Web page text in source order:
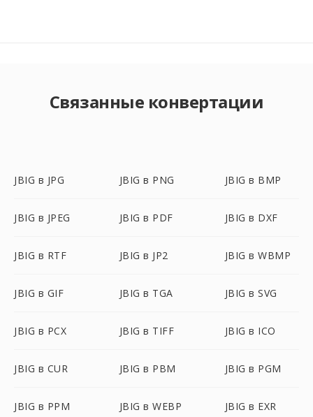
Связанные конвертации
JBIG в JPG JBIG в PNG JBIG в BMP
JBIG в JPEG JBIG в PDF JBIG в DXF
JBIG в RTF JBIG в JP2 JBIG в WBMP
JBIG в GIF JBIG в TGA JBIG в SVG
JBIG в PCX JBIG в TIFF JBIG в ICO
JBIG в CUR JBIG в PBM JBIG в PGM
JBIG в PPM JBIG в WEBP JBIG в EXR